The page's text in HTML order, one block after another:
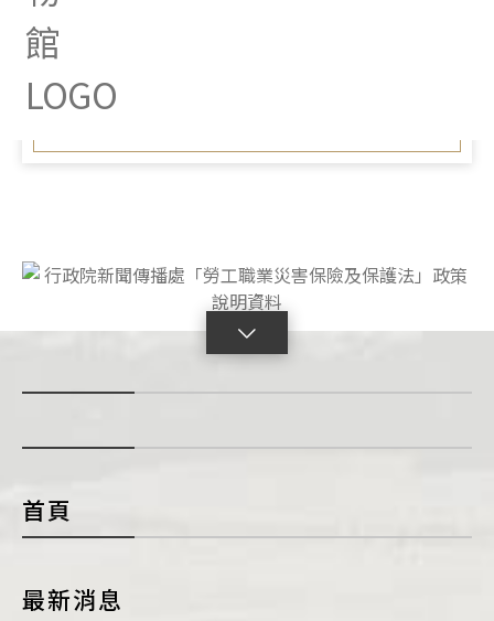
業災害保險及保護法」政策
說明資料
首頁
最新消息